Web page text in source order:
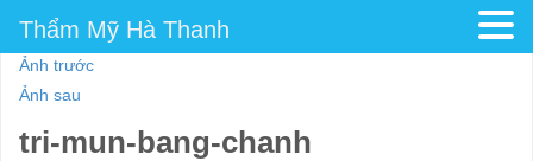
Ảnh trước
Ảnh sau
tri-mun-bang-chanh
Thẩm Mỹ Hà Thanh